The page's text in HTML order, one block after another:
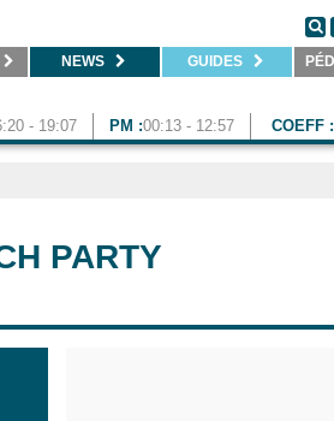
NEWS GUIDES
- 19:07 PM :00:13 - 12:57 COEFF :
PARTY